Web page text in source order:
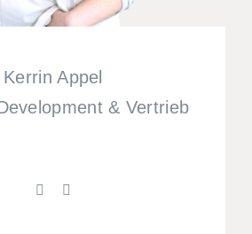
Kerrin Appel
& Vertrieb